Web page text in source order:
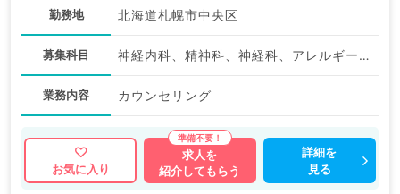
勤務地 北海道札幌市中央区
募集科目 神経内科、精神科、神経科、アレルギー科、小児科、整形外科、形成外科、美容外科、脳神経外科、呼吸器外科、心臓血管外科、小児外科、皮膚科、泌尿器科、産婦人科、産科、婦人科、眼科、耳鼻咽喉科、気管食道科、放射線科、リハビリテーション科、麻酔科、ペインクリニック、人工透析科、緩和ケア科、一般内科、循環器内科、呼吸器内科、消化器内科、内分泌・代謝内科、腎臓内科、老年内科、血液内科、外科系全般、一般外科、消化器外科、乳腺外科、総合診療科、美容皮膚科、健診・人間ドック、救急科・ＩＣＵ、病理科、基礎医学系、膠原病科、スポーツ整形外科、大腸・肛門外科、その他、産業医、科目不問
業務内容 カウンセリング
お気に入り
求人を
紹介してもらう
詳細を
見る